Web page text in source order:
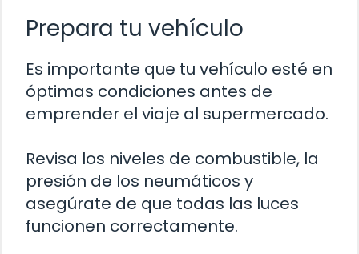
Prepara tu vehículo
Es importante que tu vehículo esté en
óptimas condiciones antes de
emprender el viaje al supermercado.
Revisa los niveles de combustible, la
presión de los neumáticos y
asegúrate de que todas las luces
funcionen correctamente.